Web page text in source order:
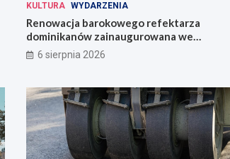
KULTURA WYDARZENIA
Renowacja barokowego refektarza
dominikanów zainaugurowana we
Wrocławiu
6 sierpnia 2026